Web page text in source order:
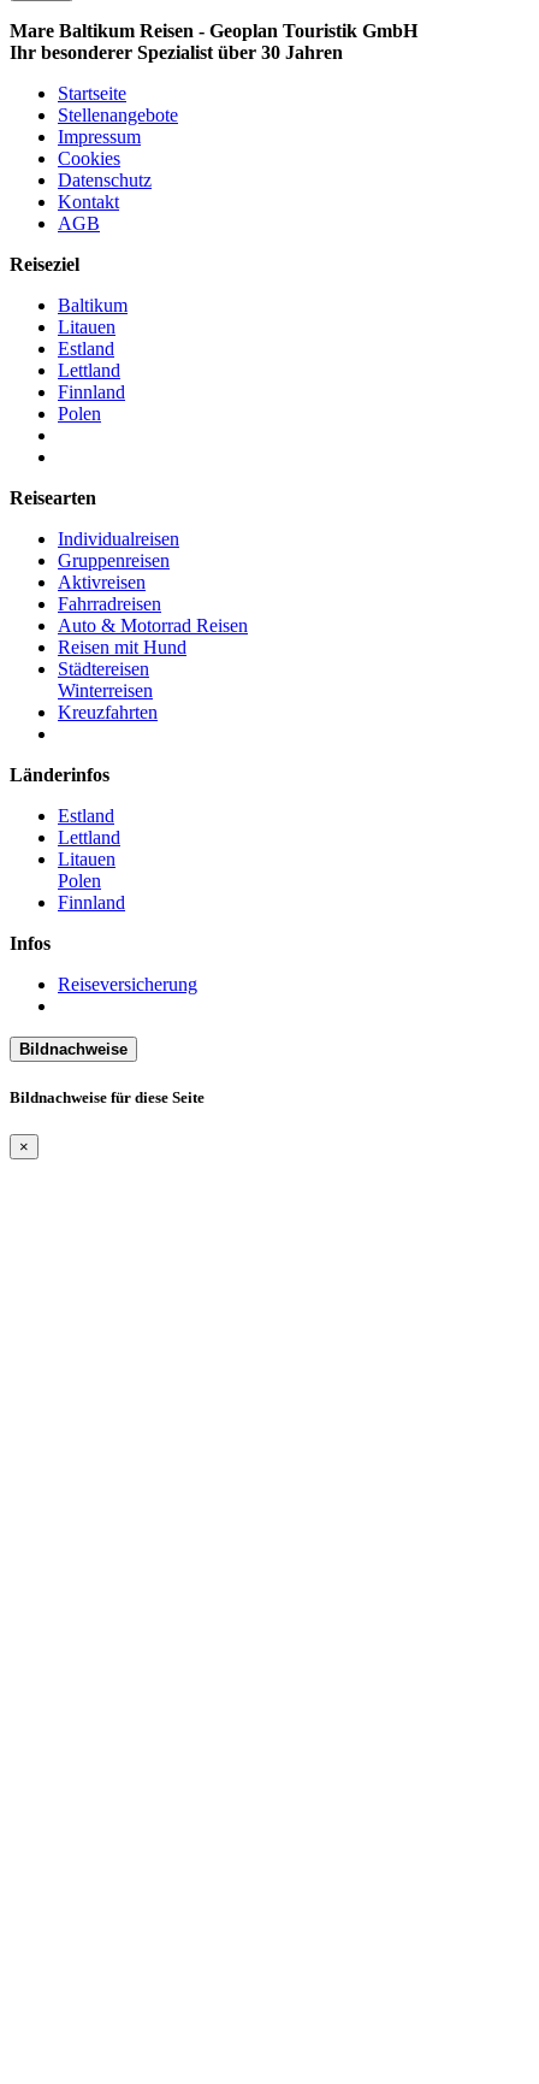
Mare Baltikum Reisen - Geoplan Touristik GmbH
Ihr besonderer Spezialist über 30 Jahren
Startseite
Stellenangebote
Impressum
Cookies
Datenschutz
Kontakt
AGB
Reiseziel
Baltikum
Litauen
Estland
Lettland
Finnland
Polen
Reisearten
Individualreisen
Gruppenreisen
Aktivreisen
Fahrradreisen
Auto & Motorrad Reisen
Reisen mit Hund
Städtereisen
Winterreisen
Kreuzfahrten
Länderinfos
Estland
Lettland
Litauen
Polen
Finnland
Infos
Reiseversicherung
Bildnachweise
Bildnachweise für diese Seite
×